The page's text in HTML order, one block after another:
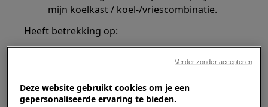
mijn koelkast / koel-/vriescombinatie.
Heeft betrekking op:
Oplossing:
Deze website gebruikt cookies om je een
gepersonaliseerde ervaring te bieden.
Verder zonder accepteren